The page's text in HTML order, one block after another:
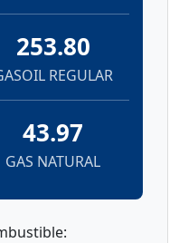
253.80
REGULAR
43.97
GAS NATURAL